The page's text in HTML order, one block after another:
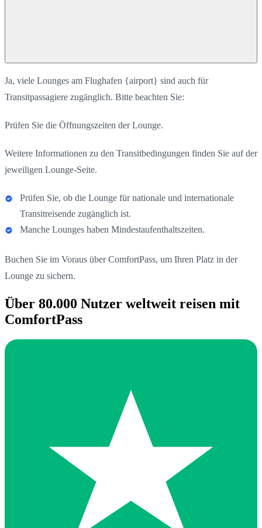
Ja, viele Lounges am Flughafen {airport} sind auch für
Transitpassagiere zugänglich. Bitte beachten Sie:
Prüfen Sie die Öffnungszeiten der Lounge.
Weitere Informationen zu den Transitbedingungen finden Sie auf der
jeweiligen Lounge-Seite.
Prüfen Sie, ob die Lounge für nationale und internationale
Transitreisende zugänglich ist.
Manche Lounges haben Mindestaufenthaltszeiten.
Buchen Sie im Voraus über ComfortPass, um Ihren Platz in der
Lounge zu sichern.
Über 80.000 Nutzer weltweit reisen mit
ComfortPass